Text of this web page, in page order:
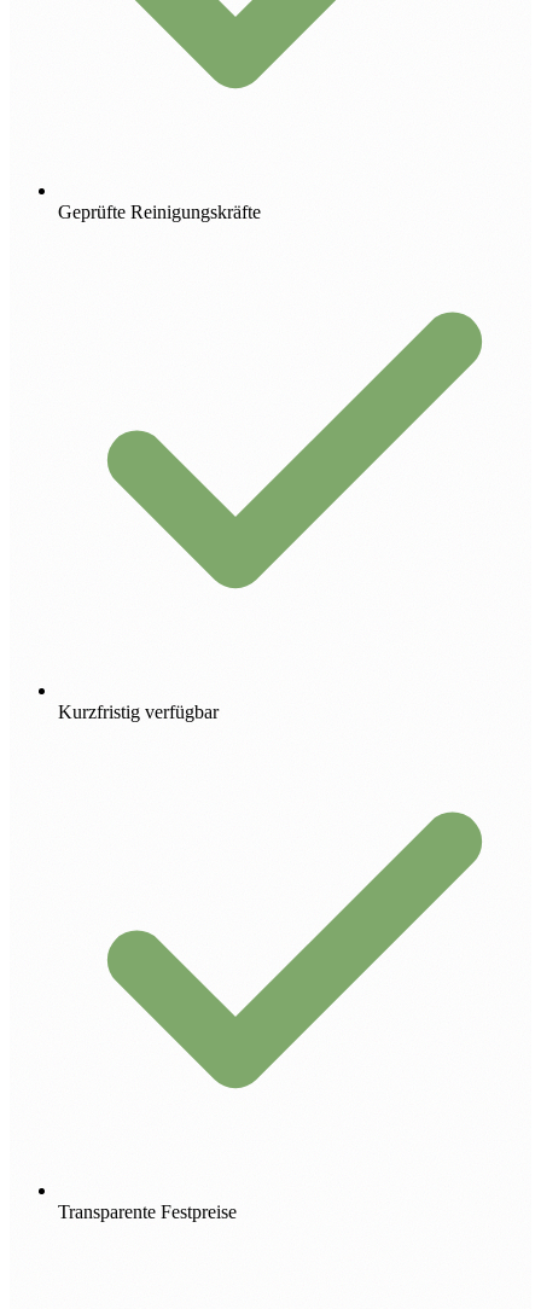
Geprüfte Reinigungskräfte
Kurzfristig verfügbar
Transparente Festpreise